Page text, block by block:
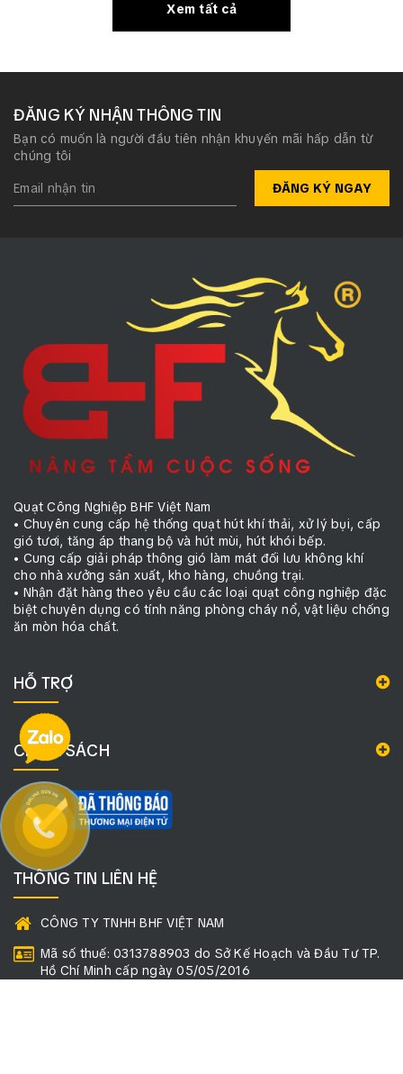
Xem tất cả
ĐĂNG KÝ NHẬN THÔNG TIN
Bạn có muốn là người đầu tiên nhận khuyến mãi hấp dẫn từ
chúng tôi
ĐĂNG KÝ NGAY
Quạt Công Nghiệp BHF Việt Nam
• Chuyên cung cấp hệ thống quạt hút khí thải, xử lý bụi, cấp
gió tươi, tăng áp thang bộ và hút mùi, hút khói bếp.
• Cung cấp giải pháp thông gió làm mát đối lưu không khí
cho nhà xưởng sản xuất, kho hàng, chuồng trại.
• Nhận đặt hàng theo yêu cầu các loại quạt công nghiệp đặc
biệt chuyên dụng có tính năng phòng cháy nổ, vật liệu chống
ăn mòn hóa chất.
HỖ TRỢ
CHÍNH SÁCH
THÔNG TIN LIÊN HỆ
CÔNG TY TNHH BHF VIỆT NAM
Mã số thuế: 0313788903 do Sở Kế Hoạch và Đầu Tư TP.
Hồ Chí Minh cấp ngày 05/05/2016